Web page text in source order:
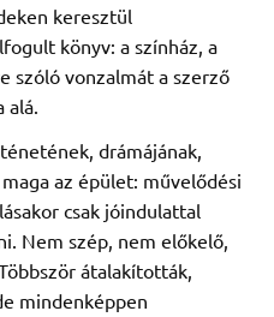
keresztül
könyv: a színház, a
szóló vonzalmát a szerző
alá.
drámájának,
az épület: művelődési
csak jóindulattal
Nem szép, nem előkelő,
átalakították,
mindenképpen